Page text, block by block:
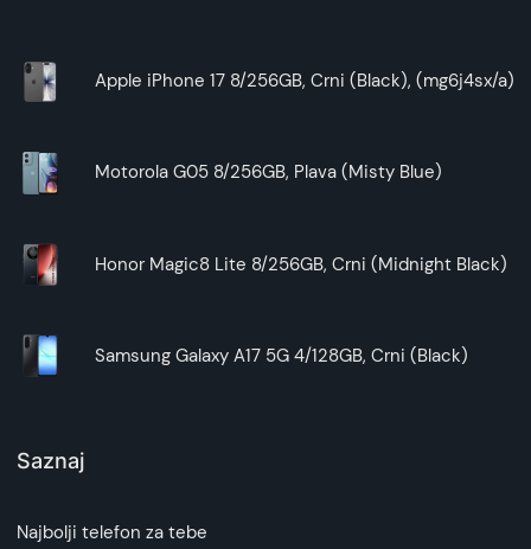
Apple iPhone 17 8/256GB, Crni (Black), (mg6j4sx/a)
Motorola G05 8/256GB, Plava (Misty Blue)
Honor Magic8 Lite 8/256GB, Crni (Midnight Black)
Samsung Galaxy A17 5G 4/128GB, Crni (Black)
Saznaj
Najbolji telefon za tebe